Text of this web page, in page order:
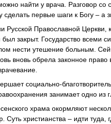
найти у врача. Разговор
сделать первые шаги к Богу – а
Русской Православной Церкви,
закрыт. Государство всеми
нести утешение больным.
вновь обрела законное право
социально-
занимает одно из
храма окормляют
христианства – идти туда,